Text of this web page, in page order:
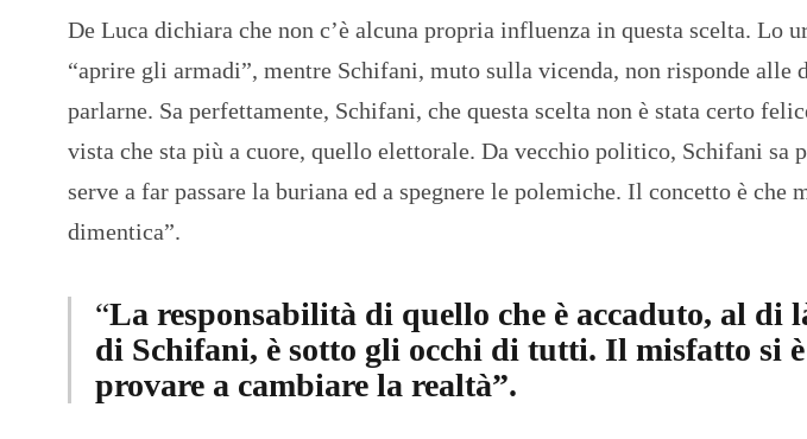
De Luca dichiara che non c’è alcuna propria influenza in questa scelta. Lo
“aprire gli armadi”, mentre Schifani, muto sulla vicenda, non risponde alle
parlarne. Sa perfettamente, Schifani, che questa scelta non è stata certo
vista che sta più a cuore, quello elettorale. Da vecchio politico, Schifani sa
serve a far passare la buriana ed a spegnere le polemiche. Il concetto è che
dimentica”.
“La responsabilità di quello che è accaduto, al di
di Schifani, è sotto gli occhi di tutti. Il misfatto si
provare a cambiare la realtà”.